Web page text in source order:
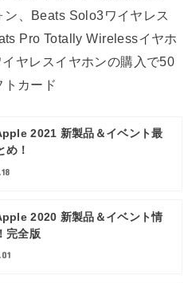
、Beats Solo3ワイヤレス
Pro Totally Wirelessイヤホ
ヤレスイヤホンの購入で50
トカード
2021 新製品＆イベント最
め！
2020 新製品＆イベント情
完全版